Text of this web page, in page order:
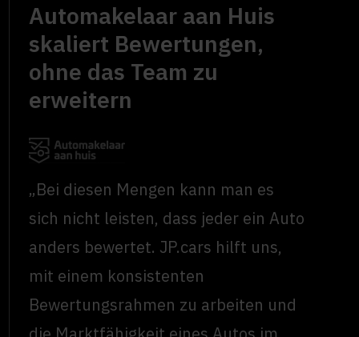
Automakelaar aan Huis
skaliert Bewertungen,
ohne das Team zu
erweitern
„Bei diesen Mengen kann man es
sich nicht leisten, dass jeder ein Auto
anders bewertet. JP.cars hilft uns,
mit einem konsistenten
Bewertungsrahmen zu arbeiten und